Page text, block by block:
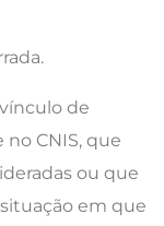
de
CNIS, que
ou que
em que